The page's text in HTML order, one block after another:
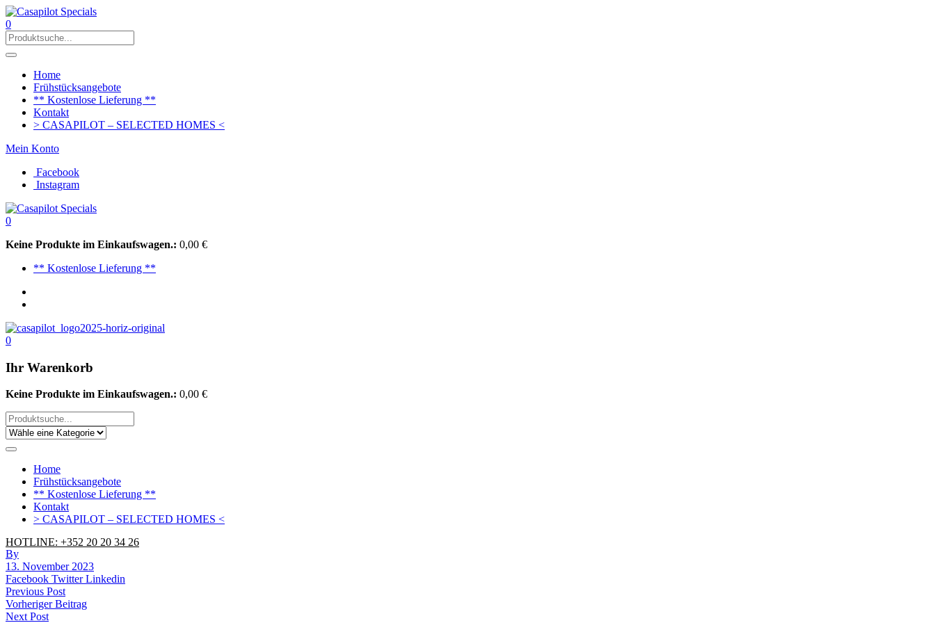
0
Home
Frühstücksangebote
** Kostenlose Lieferung **
Kontakt
> CASAPILOT – SELECTED HOMES <
Mein Konto
Facebook
Instagram
0
Keine Produkte im Einkaufswagen.: 0,00 €
** Kostenlose Lieferung **
0
Ihr Warenkorb
Keine Produkte im Einkaufswagen.: 0,00 €
Home
Frühstücksangebote
** Kostenlose Lieferung **
Kontakt
> CASAPILOT – SELECTED HOMES <
HOTLINE: +352 20 20 34 26
By
13. November 2023
Facebook TwitterLinkedin
Beitrags-
Navigation
Previous Post
Vorheriger Beitrag
Next Post